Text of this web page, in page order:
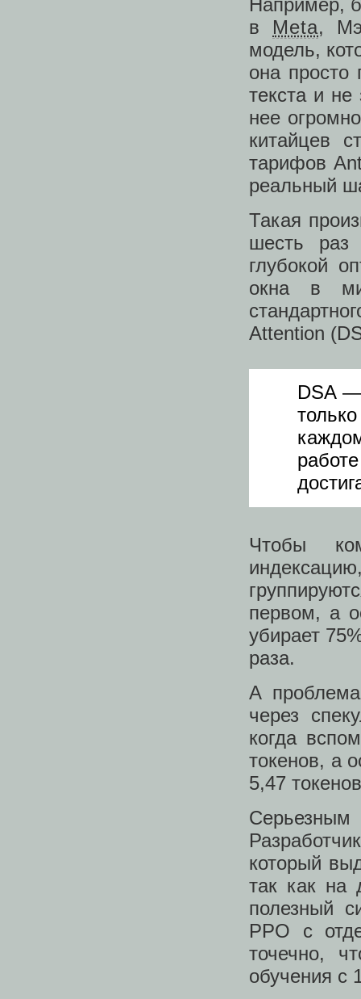
в Meta,
модель,
она просто
текста и
нее
китайцев
тарифов
реальный
Такая
шесть раз
глубокой
окна в
Attention
DSA —
Чтобы
первом, а
убирает
раза.
А
через
когда
токенов, а
5,47
Серьезным
который
так как на
полезный
PPO с
точечно,
обучения с